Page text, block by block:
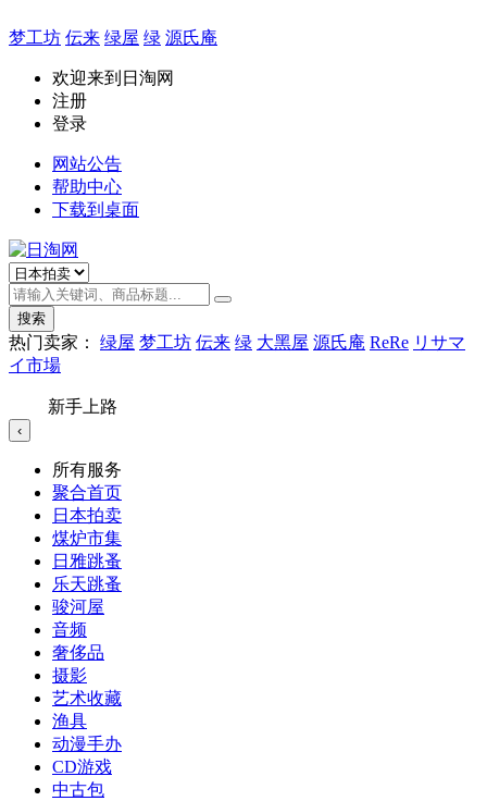
梦工坊 伝来 绿屋 绿 源氏庵
欢迎来到日淘网
注册
登录
网站公告
帮助中心
下载到桌面
搜索
热门卖家： 绿屋 梦工坊 伝来 绿 大黑屋 源氏庵 ReRe リサマ
イ市場
新手上路
‹
所有服务
聚合首页
日本拍卖
煤炉市集
日雅跳蚤
乐天跳蚤
骏河屋
音频
奢侈品
摄影
艺术收藏
渔具
动漫手办
CD游戏
中古包